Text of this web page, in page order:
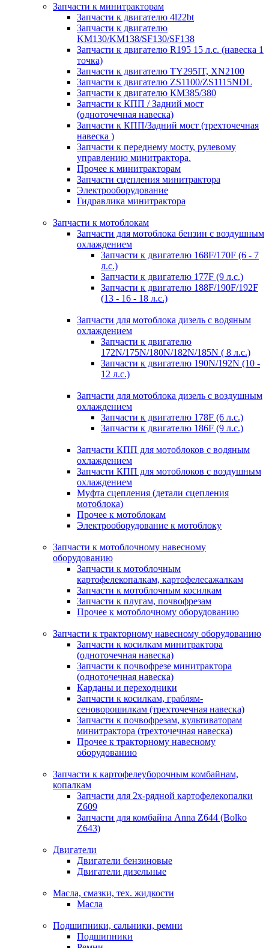
Запчасти к минитракторам
Запчасти к двигателю 4l22bt
Запчасти к двигателю
KM130/KM138/SF130/SF138
Запчасти к двигателю R195 15 л.с. (навеска 1
точка)
Запчасти к двигателю TY295IT, XN2100
Запчасти к двигателю ZS1100/ZS1115NDL
Запчасти к двигателю КМ385/380
Запчасти к КПП / Задний мост
(одноточечная навеска)
Запчасти к КПП/Задний мост (трехточечная
навеска )
Запчасти к переднему мосту, рулевому
управлению минитрактора.
Прочее к минитракторам
Запчасти сцепления минитрактора
Электрооборудование
Гидравлика минитрактора
Запчасти к мотоблокам
Запчасти для мотоблока бензин с воздушным
охлаждением
Запчасти к двигателю 168F/170F (6 - 7
л.с.)
Запчасти к двигателю 177F (9 л.с.)
Запчасти к двигателю 188F/190F/192F
(13 - 16 - 18 л.с.)
Запчасти для мотоблока дизель с водяным
охлаждением
Запчасти к двигателю
172N/175N/180N/182N/185N ( 8 л.с.)
Запчасти к двигателю 190N/192N (10 -
12 л.с.)
Запчасти для мотоблока дизель с воздушным
охлаждением
Запчасти к двигателю 178F (6 л.с.)
Запчасти к двигателю 186F (9 л.с.)
Запчасти КПП для мотоблоков с водяным
охлаждением
Запчасти КПП для мотоблоков с воздушным
охлаждением
Муфта сцепления (детали сцепления
мотоблока)
Прочее к мотоблокам
Электрооборудование к мотоблоку
Запчасти к мотоблочному навесному
оборудованию
Запчасти к мотоблочным
картофелекопалкам, картофелесажалкам
Запчасти к мотоблочным косилкам
Запчасти к плугам, почвофрезам
Прочее к мотоблочному оборудованию
Запчасти к тракторному навесному оборудованию
Запчасти к косилкам минитрактора
(одноточечная навеска)
Запчасти к почвофрезе минитрактора
(одноточечная навеска)
Карданы и переходники
Запчасти к косилкам, граблям-
сеноворошилкам (трехточечная навеска)
Запчасти к почвофрезам, культиваторам
минитрактора (трехточечная навеска)
Прочее к тракторному навесному
оборудованию
Запчасти к картофелеуборочным комбайнам,
копалкам
Запчасти для 2х-рядной картофелекопалки
Z609
Запчасти для комбайна Anna Z644 (Bolko
Z643)
Двигатели
Двигатели бензиновые
Двигатели дизельные
Масла, смазки, тех. жидкости
Масла
Подшипники, сальники, ремни
Подшипники